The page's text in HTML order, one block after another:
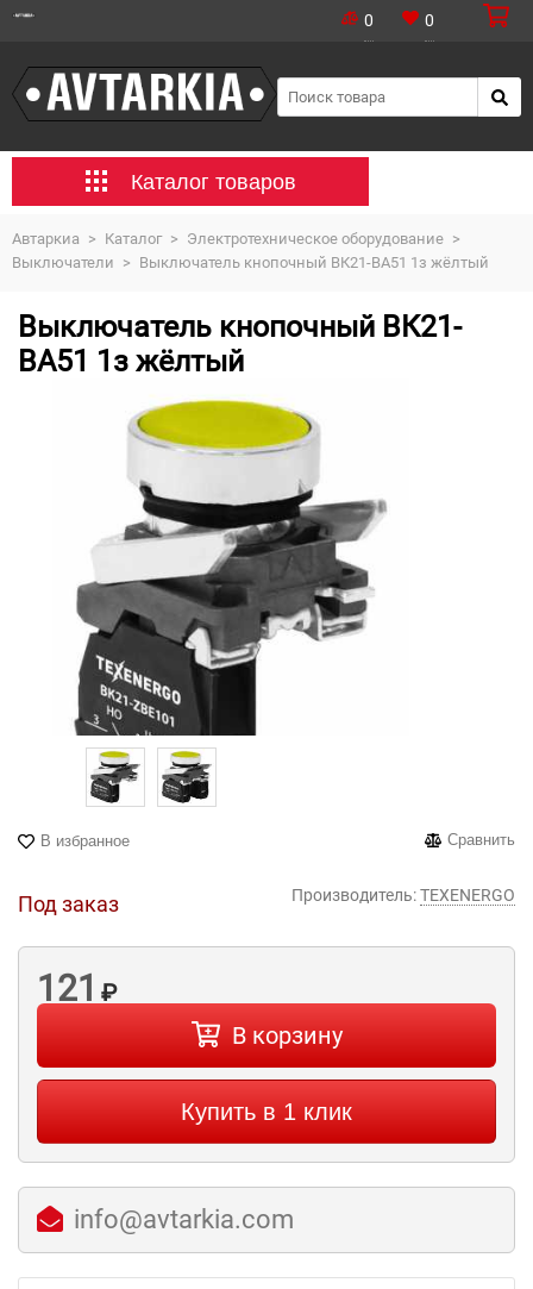
0 0
Каталог товаров
Автаркиа > Каталог > Электротехническое оборудование >
Выключатели > Выключатель кнопочный ВК21-ВА51 1з жёлтый
Выключатель кнопочный ВК21-
ВА51 1з жёлтый
В избранное Сравнить
Под заказ Производитель:TEXENERGO
121 ₽
В корзину
Купить в 1 клик
info@avtarkia.com